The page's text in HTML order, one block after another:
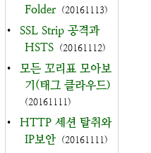
Folder (20161113)
•
SSL Strip 공격과
HSTS (20161112)
•
모든 꼬리표 모아보
기(태그 클라우드)
(20161111)
•
HTTP 세션 탈취와
IP보안 (20161111)